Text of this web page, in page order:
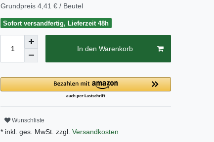
Grundpreis 4,41 € / Beutel
Sofort versandfertig, Lieferzeit 48h
In den Warenkorb
Wunschliste
* inkl. ges. MwSt. zzgl. Versandkosten